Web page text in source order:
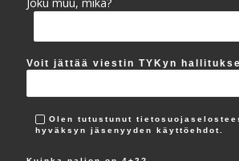
Voit jättää viestin TYKyn
Olen tutustunut
hyväksyn jäsenyyden käyttöehdot.